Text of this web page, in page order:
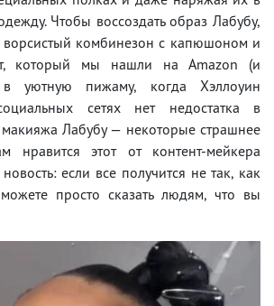
Чтобы воссоздать образ Лабубу,
ворсистый комбинезон с капюшоном и
который мы нашли на Amazon (и
в уютную пижаму, когда Хэллоуин
сетях нет недостатка в
Лабубу — некоторые страшнее
этот от контент-мейкера
если все получится не так, как
просто сказать людям, что вы